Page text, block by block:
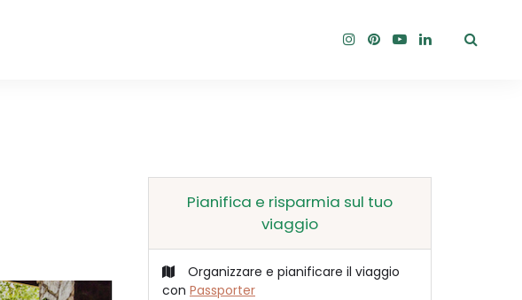
Pianifica e risparmia sul tuo
viaggio
Organizzare e pianificare il viaggio
con Passporter